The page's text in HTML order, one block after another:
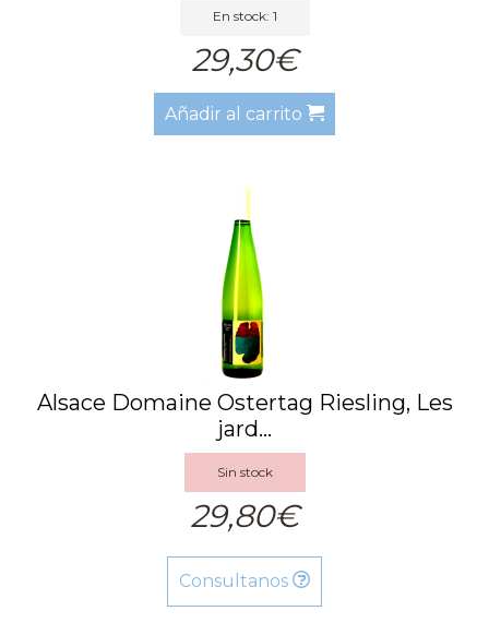
En stock: 1
29,30€
Añadir al carrito
Alsace Domaine Ostertag Riesling, Les
jard...
Sin stock
29,80€
Consultanos